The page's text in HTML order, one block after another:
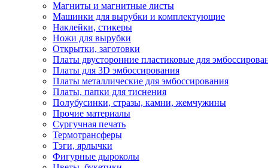
Магниты и магнитные листы
Машинки для вырубки и комплектующие
Наклейки, стикеры
Ножи для вырубки
Открытки, заготовки
Платы двусторонние пластиковые для
Платы для 3D эмбоссирования
Платы металлические для эмбоссирования
Платы, папки для тиснения
Полубусинки, стразы, камни, жемчужины
Прочие материалы
Сургучная печать
Термотрансферы
Тэги, ярлычки
Фигурные дыроколы